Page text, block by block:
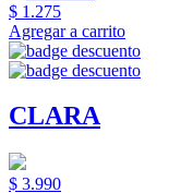
$ 1.275
Agregar a carrito
CLARA
$ 3.990